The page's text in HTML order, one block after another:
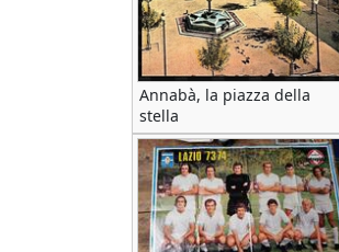
Annabà, la piazza della
stella